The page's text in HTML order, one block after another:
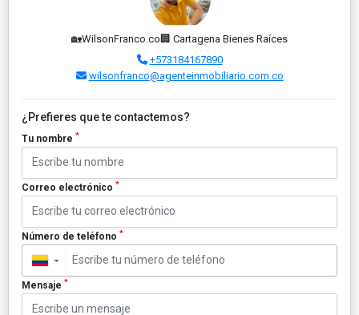
🏡WilsonFranco.co🏢 Cartagena Bienes Raíces
+573184167890
wilsonfranco@agenteinmobiliario.com.co
¿Prefieres que te contactemos?
Tu nombre *
Correo electrónico *
Número de teléfono *
▼
Mensaje *